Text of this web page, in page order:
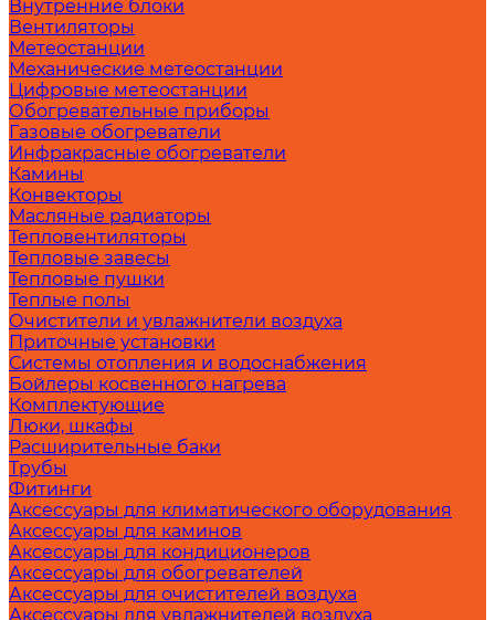
Внутренние блоки
Вентиляторы
Метеостанции
Механические метеостанции
Цифровые метеостанции
Обогревательные приборы
Газовые обогреватели
Инфракрасные обогреватели
Камины
Конвекторы
Масляные радиаторы
Тепловентиляторы
Тепловые завесы
Тепловые пушки
Теплые полы
Очистители и увлажнители воздуха
Приточные установки
Системы отопления и водоснабжения
Бойлеры косвенного нагрева
Комплектующие
Люки, шкафы
Расширительные баки
Трубы
Фитинги
Аксессуары для климатического оборудования
Аксессуары для каминов
Аксессуары для кондиционеров
Аксессуары для обогревателей
Аксессуары для очистителей воздуха
Аксессуары для увлажнителей воздуха